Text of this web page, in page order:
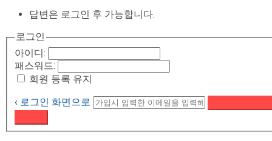
답변은 로그인 후 가능합니다.
로그인
아이디:
패스워드:
회원 등록 유지
‹ 로그인 화면으로